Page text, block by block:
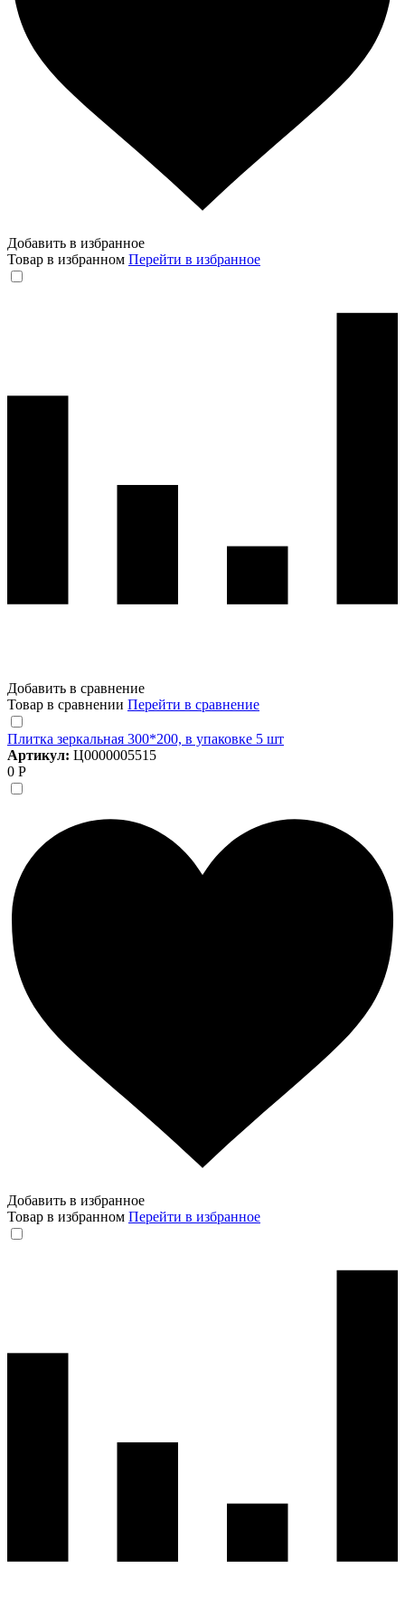
Добавить в избранное
Товар в избранном Перейти в избранное
Добавить в сравнение
Товар в сравнении Перейти в сравнение
Плитка зеркальная 300*200, в упаковке 5 шт
Артикул: Ц0000005515
0 Р
Добавить в избранное
Товар в избранном Перейти в избранное